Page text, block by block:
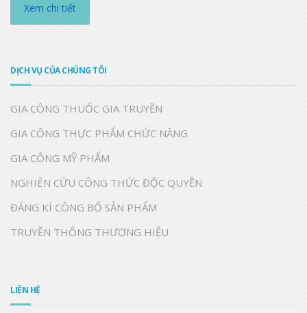
Xem chi tiết
DỊCH VỤ CỦA CHÚNG TÔI
GIA CÔNG THUỐC GIA TRUYỀN
GIA CÔNG THỰC PHẨM CHỨC NĂNG
GIA CÔNG MỸ PHẨM
NGHIÊN CỨU CÔNG THỨC ĐỘC QUYỀN
ĐĂNG KÍ CÔNG BỐ SẢN PHẨM
TRUYỀN THÔNG THƯƠNG HIỆU
LIÊN HỆ